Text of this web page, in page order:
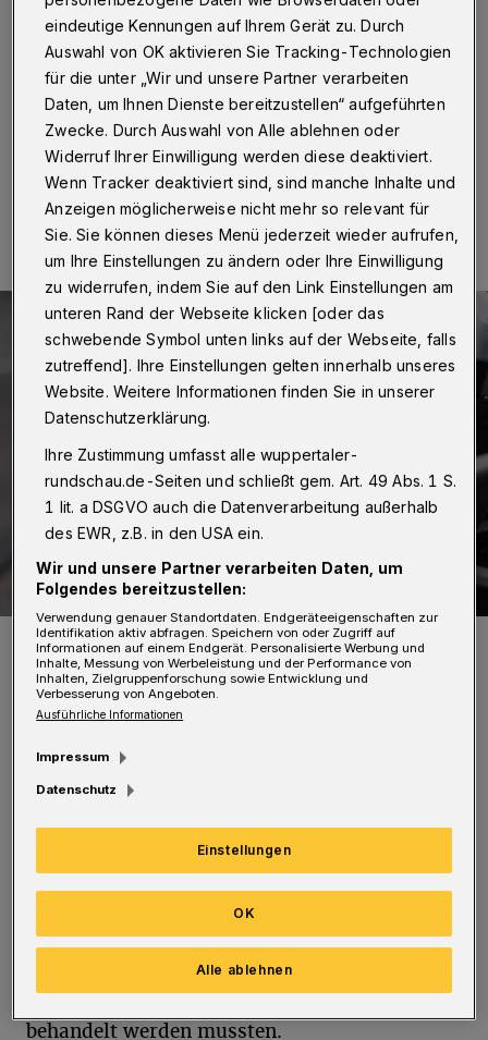
Wuppertal·Nach einem Verkehrsunfall am Mittwoch
(25. Oktober 2023) auf der Nordstraße sucht die
Wuppertaler Polizei nach Zeuginnen und Zeugen.
27.10.2023 , 09:00 Uhr Eine Minute Lesezeit
Symbolbild.
Foto: Christoph Petersen
Eine 86-jährige Frau war demnach gegen
13:45 Uhr dort mit ihrem Ford unterwegs, als
ein 51-jähriger Fußgänger die Straße
überqueren wollte. Dabei kam es zum
Zusammenstoß zwischen dem Pkw und dem
Mann. Der Fußgänger stürzte zu Boden und
erlitt Verletzungen, die im Krankenhaus
behandelt werden mussten.
eindeutige Kennungen auf Ihrem Gerät zu. Durch
Auswahl von OK aktivieren Sie Tracking-Technologien
für die unter „Wir und unsere Partner verarbeiten
Daten, um Ihnen Dienste bereitzustellen“ aufgeführten
Zwecke. Durch Auswahl von Alle ablehnen oder
Widerruf Ihrer Einwilligung werden diese deaktiviert.
Wenn Tracker deaktiviert sind, sind manche Inhalte und
Anzeigen möglicherweise nicht mehr so relevant für
Sie. Sie können dieses Menü jederzeit wieder aufrufen,
um Ihre Einstellungen zu ändern oder Ihre Einwilligung
zu widerrufen, indem Sie auf den Link Einstellungen am
unteren Rand der Webseite klicken [oder das
schwebende Symbol unten links auf der Webseite, falls
zutreffend]. Ihre Einstellungen gelten innerhalb unseres
Website. Weitere Informationen finden Sie in unserer
Datenschutzerklärung.
Ihre Zustimmung umfasst alle wuppertaler-
rundschau.de-Seiten und schließt gem. Art. 49 Abs. 1 S.
1 lit. a DSGVO auch die Datenverarbeitung außerhalb
des EWR, z.B. in den USA ein.
Wir und unsere Partner verarbeiten Daten, um
Folgendes bereitzustellen:
Verwendung genauer Standortdaten. Endgeräteeigenschaften zur
Identifikation aktiv abfragen. Speichern von oder Zugriff auf
Informationen auf einem Endgerät. Personalisierte Werbung und
Inhalte, Messung von Werbeleistung und der Performance von
Inhalten, Zielgruppenforschung sowie Entwicklung und
Verbesserung von Angeboten.
Ausführliche Informationen
Impressum
Datenschutz
Einstellungen
Alle ablehnen
OK